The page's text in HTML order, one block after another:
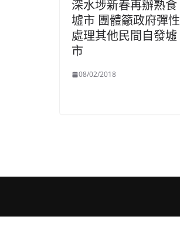
深水埗新春再辦熟食
墟市 團體籲政府彈性
處理其他民間自發墟
市
08/02/2018